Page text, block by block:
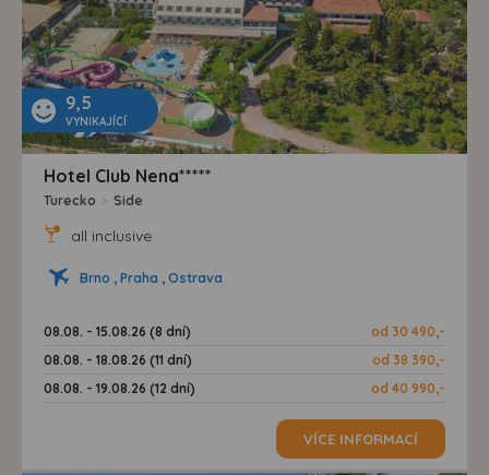
9,5
VYNIKAJÍCÍ
Hotel Club Nena*****
Turecko > Side
all inclusive
Brno , Praha , Ostrava
08.08. - 15.08.26 (8 dní)
od 30 490,-
08.08. - 18.08.26 (11 dní)
od 38 390,-
08.08. - 19.08.26 (12 dní)
od 40 990,-
VÍCE INFORMACÍ